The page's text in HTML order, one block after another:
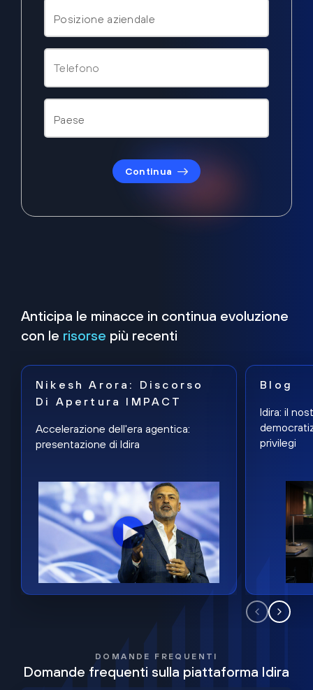
Continua
Anticipa le minacce in continua evoluzione
con le risorse più recenti
Nikesh Arora: Discorso
Di Apertura IMPACT
Accelerazione dell'era agentica:
presentazione di Idira
Blog
Idira: il
privilegi
DOMANDE FREQUENTI
Domande frequenti sulla piattaforma Idira